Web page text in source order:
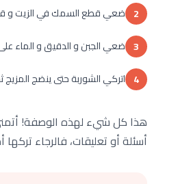
2 ضعي قطع السمك في الزيت و
3 ضعي الجبن و الدقيق و الماء
4 اتركي الشوربة حتى ينضج المزيج ثم ضعي
هذا كل شيء لهذه الوصفة!
أسئلة أو تعليقات، فالرجاء